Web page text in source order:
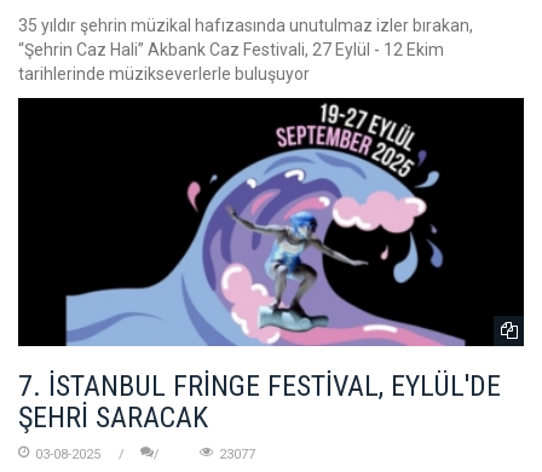
35 yıldır şehrin müzikal hafızasında unutulmaz izler bırakan,
“Şehrin Caz Hali” Akbank Caz Festivali, 27 Eylül - 12 Ekim
tarihlerinde müzikseverlerle buluşuyor
7. İSTANBUL FRİNGE FESTİVAL, EYLÜL'DE
ŞEHRİ SARACAK
03-08-2025 23077